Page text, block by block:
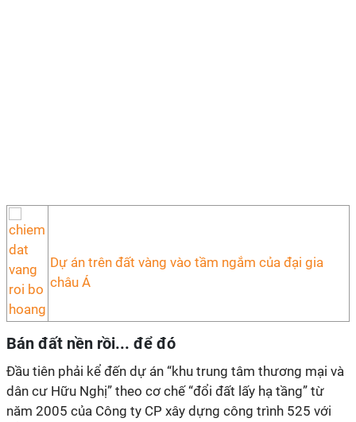
Dự án trên đất vàng vào tầm ngắm của đại gia
châu Á
Bán đất nền rồi... để đó
Đầu tiên phải kể đến dự án “khu trung tâm thương mại và
dân cư Hữu Nghị” theo cơ chế “đổi đất lấy hạ tầng” từ
năm 2005 của Công ty CP xây dựng công trình 525 với